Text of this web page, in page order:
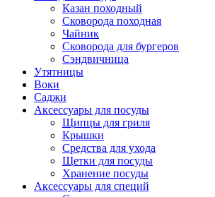
Казан походный
Сковорода походная
Чайник
Сковорода для бургеров
Сэндвичница
Утятницы
Bоки
Саджи
Аксессуары для посуды
Щипцы для гриля
Крышки
Средства для ухода
Щетки для посуды
Хранение посуды
Аксессуары для специй